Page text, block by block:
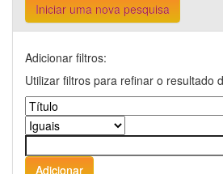
Iniciar uma nova pesquisa
Adicionar filtros:
Utilizar filtros para refinar o resultado